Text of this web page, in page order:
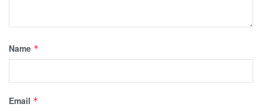
Name *
Email *